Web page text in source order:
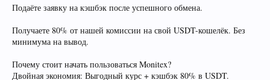
Подаёте заявку на кэшбэк после успешного обмена.
Получаете 80% от нашей комиссии на свой USDT-кошелёк. Без
минимума на вывод.
Почему стоит начать пользоваться Monitex?
Двойная экономия: Выгодный курс + кэшбэк 80% в USDT.